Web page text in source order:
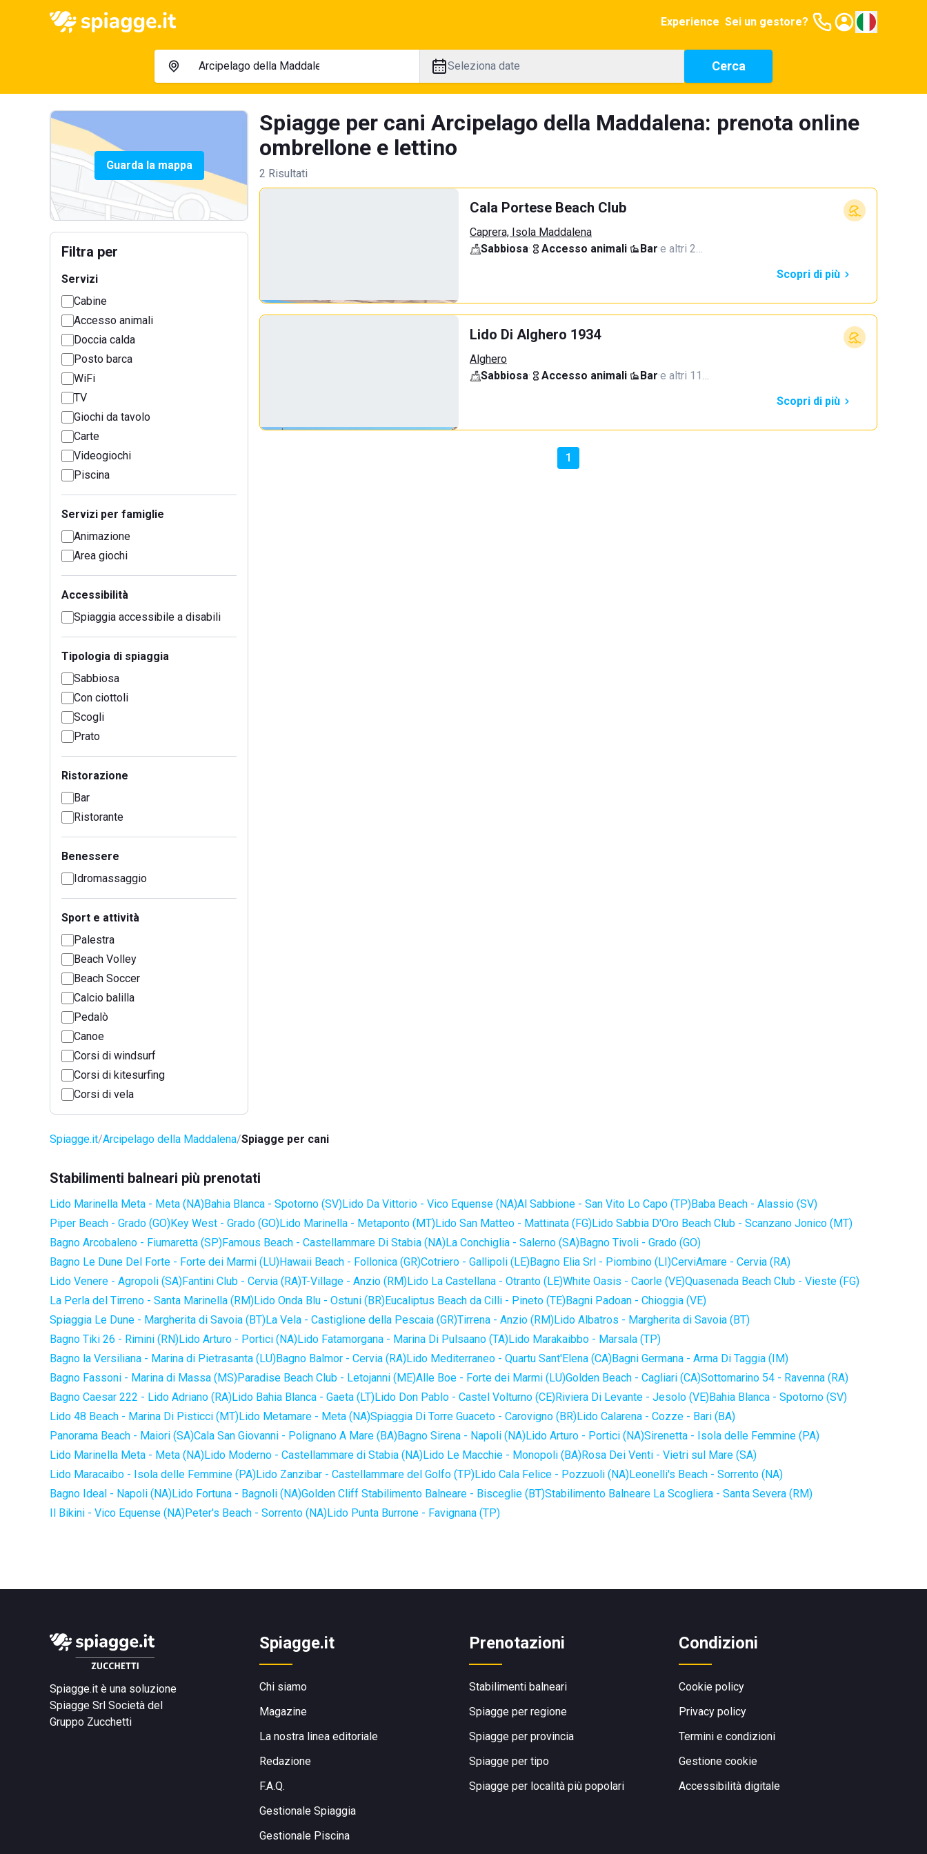
Experience Sei un gestore?
Seleziona date Cerca
Guarda la mappa
Filtra per
Servizi
Cabine
Accesso animali
Doccia calda
Posto barca
WiFi
TV
Giochi da tavolo
Carte
Videogiochi
Piscina
Servizi per famiglie
Animazione
Area giochi
Accessibilità
Spiaggia accessibile a disabili
Tipologia di spiaggia
Sabbiosa
Con ciottoli
Scogli
Prato
Ristorazione
Bar
Ristorante
Benessere
Idromassaggio
Sport e attività
Palestra
Beach Volley
Beach Soccer
Calcio balilla
Pedalò
Canoe
Corsi di windsurf
Corsi di kitesurfing
Corsi di vela
Spiagge per cani Arcipelago della Maddalena: prenota online
ombrellone e lettino
2 Risultati
Cala Portese Beach Club
Caprera, Isola Maddalena
Sabbiosa· Accesso animali· Bar·e altri 2…
Scopri di più
Lido Di Alghero 1934
Alghero
Sabbiosa· Accesso animali· Bar·e altri 11…
Scopri di più
1
Spiagge.it Arcipelago della Maddalena Spiagge per cani
Stabilimenti balneari più prenotati
Lido Marinella Meta - Meta (NA)Bahia Blanca - Spotorno (SV)Lido Da Vittorio - Vico Equense (NA)Al Sabbione - San Vito Lo Capo (TP)Baba Beach - Alassio (SV)
Piper Beach - Grado (GO)Key West - Grado (GO)Lido Marinella - Metaponto (MT)Lido San Matteo - Mattinata (FG)Lido Sabbia D'Oro Beach Club - Scanzano Jonico (MT)
Bagno Arcobaleno - Fiumaretta (SP)Famous Beach - Castellammare Di Stabia (NA)La Conchiglia - Salerno (SA)Bagno Tivoli - Grado (GO)
Bagno Le Dune Del Forte - Forte dei Marmi (LU)Hawaii Beach - Follonica (GR)Cotriero - Gallipoli (LE)Bagno Elia Srl - Piombino (LI)CerviAmare - Cervia (RA)
Lido Venere - Agropoli (SA)Fantini Club - Cervia (RA)T-Village - Anzio (RM)Lido La Castellana - Otranto (LE)White Oasis - Caorle (VE)Quasenada Beach Club - Vieste (FG)
La Perla del Tirreno - Santa Marinella (RM)Lido Onda Blu - Ostuni (BR)Eucaliptus Beach da Cilli - Pineto (TE)Bagni Padoan - Chioggia (VE)
Spiaggia Le Dune - Margherita di Savoia (BT)La Vela - Castiglione della Pescaia (GR)Tirrena - Anzio (RM)Lido Albatros - Margherita di Savoia (BT)
Bagno Tiki 26 - Rimini (RN)Lido Arturo - Portici (NA)Lido Fatamorgana - Marina Di Pulsaano (TA)Lido Marakaibbo - Marsala (TP)
Bagno la Versiliana - Marina di Pietrasanta (LU)Bagno Balmor - Cervia (RA)Lido Mediterraneo - Quartu Sant'Elena (CA)Bagni Germana - Arma Di Taggia (IM)
Bagno Fassoni - Marina di Massa (MS)Paradise Beach Club - Letojanni (ME)Alle Boe - Forte dei Marmi (LU)Golden Beach - Cagliari (CA)Sottomarino 54 - Ravenna (RA)
Bagno Caesar 222 - Lido Adriano (RA)Lido Bahia Blanca - Gaeta (LT)Lido Don Pablo - Castel Volturno (CE)Riviera Di Levante - Jesolo (VE)Bahia Blanca - Spotorno (SV)
Lido 48 Beach - Marina Di Pisticci (MT)Lido Metamare - Meta (NA)Spiaggia Di Torre Guaceto - Carovigno (BR)Lido Calarena - Cozze - Bari (BA)
Panorama Beach - Maiori (SA)Cala San Giovanni - Polignano A Mare (BA)Bagno Sirena - Napoli (NA)Lido Arturo - Portici (NA)Sirenetta - Isola delle Femmine (PA)
Lido Marinella Meta - Meta (NA)Lido Moderno - Castellammare di Stabia (NA)Lido Le Macchie - Monopoli (BA)Rosa Dei Venti - Vietri sul Mare (SA)
Lido Maracaibo - Isola delle Femmine (PA)Lido Zanzibar - Castellammare del Golfo (TP)Lido Cala Felice - Pozzuoli (NA)Leonelli's Beach - Sorrento (NA)
Bagno Ideal - Napoli (NA)Lido Fortuna - Bagnoli (NA)Golden Cliff Stabilimento Balneare - Bisceglie (BT)Stabilimento Balneare La Scogliera - Santa Severa (RM)
Il Bikini - Vico Equense (NA)Peter's Beach - Sorrento (NA)Lido Punta Burrone - Favignana (TP)
Spiagge.it è una soluzione
Spiagge Srl Società del
Gruppo Zucchetti
Spiagge.it
Chi siamo
Magazine
La nostra linea editoriale
Redazione
F.A.Q.
Gestionale Spiaggia
Gestionale Piscina
Prenotazioni
Stabilimenti balneari
Spiagge per regione
Spiagge per provincia
Spiagge per tipo
Spiagge per località più popolari
Condizioni
Cookie policy
Privacy policy
Termini e condizioni
Gestione cookie
Accessibilità digitale